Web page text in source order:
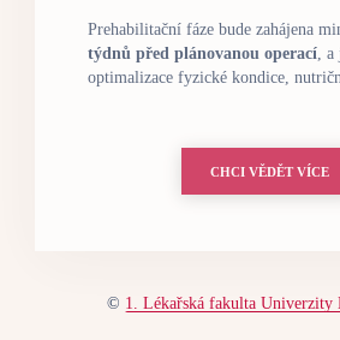
Prehabilitační fáze bude zahájena
týdnů před plánovanou operací, a
optimalizace fyzické kondice,
CHCI VĚDĚT VÍCE
© 1. Lékařská fakulta Univerzity